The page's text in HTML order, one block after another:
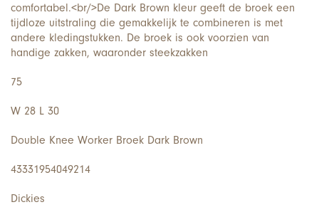
comfortabel.<br/>De Dark Brown kleur geeft de broek een
tijdloze uitstraling die gemakkelijk te combineren is met
andere kledingstukken. De broek is ook voorzien van
handige zakken, waaronder steekzakken
75
W 28 L 30
Double Knee Worker Broek Dark Brown
43331954049214
Dickies